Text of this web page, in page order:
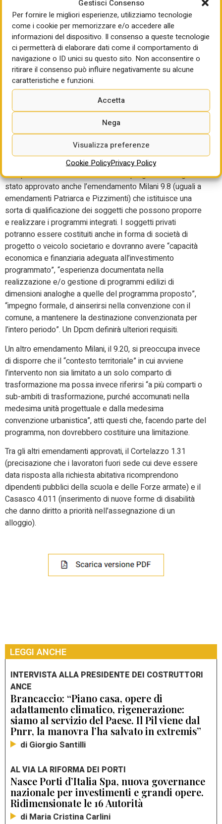
Gestisci Consenso
Per fornire le migliori esperienze, utilizziamo tecnologie
come i cookie per memorizzare e/o accedere alle
informazioni del dispositivo. Il consenso a queste tecnologie
ci permetterà di elaborare dati come il comportamento di
navigazione o ID unici su questo sito. Non acconsentire o
ritirare il consenso può influire negativamente su alcune
caratteristiche e funzioni.
Accetta
Nega
Visualizza preferenze
Cookie PolicyPrivacy Policy
potrebbe certamente piacere a grandi immobiliaristi
(probabilmente anche a Guido Abbadessa), ma non basta
assolutamente per le piccole e medie imprese visto che
per accedere alle semplificazioni più radicali (compreso il
commissario) i programmi integrati dovranno prevedere un
investimento superiore al miliardo di euro.
L’emendamento Milani
sulla qualificazione dei
proponenti dei programmi
integrati
Sempre in relazione all’articolo 9 sui programmi integrati è
stato approvato anche l’emendamento Milani 9.8 (uguali a
emendamenti Patriarca e Pizzimenti) che istituisce una
sorta di qualificazione dei soggetti che possono proporre
e realizzare i programmi integrati. I soggetti privati
potranno essere costituiti anche in forma di società di
progetto o veicolo societario e dovranno avere “capacità
economica e finanziaria adeguata all’investimento
programmato”, “esperienza documentata nella
realizzazione e/o gestione di programmi edilizi di
dimensioni analoghe a quelle del programma proposto”,
“impegno formale, d ainserirsi nella convenzione con il
comune, a mantenere la destinazione convenzionata per
l’intero periodo”. Un Dpcm definirà ulteriori requisiti.
Un altro emendamento Milani, il 9.20, si preoccupa invece
di disporre che il “contesto territoriale” in cui avviene
l’intervento non sia limitato a un solo comparto di
trasformazione ma possa invece riferirsi “a più comparti o
sub-ambiti di trasformazione, purché accomunati nella
medesima unità progettuale e dalla medesima
convenzione urbanistica”, atti questi che, facendo parte del
programma, non dovrebbero costituire una limitazione.
Tra gli altri emendamenti approvati, il Cortelazzo 1.31
(precisazione che i lavoratori fuori sede cui deve essere
data risposta alla richiesta abitativa ricomprendono
dipendenti pubblici della scuola e delle Forze armate) e il
Casasco 4.011 (inserimento di nuove forme di disabilità
che danno diritto a priorità nell’assegnazione di un
alloggio).
LEGGI ANCHE
INTERVISTA ALLA PRESIDENTE DEI COSTRUTTORI
ANCE
Brancaccio: “Piano casa, opere di
adattamento climatico, rigenerazione:
siamo al servizio del Paese. Il Pil viene dal
Pnrr, la manovra l’ha salvato in extremis”
di Giorgio Santilli
AL VIA LA RIFORMA DEI PORTI
Nasce Porti d’Italia Spa, nuova governance
nazionale per investimenti e grandi opere.
Ridimensionate le 16 Autorità
di Maria Cristina Carlini